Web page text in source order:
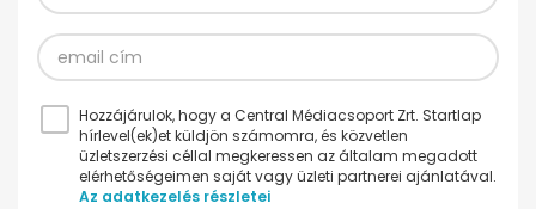
Hozzájárulok, hogy a Central Médiacsoport Zrt. Startlap
hírlevel(ek)et küldjön számomra, és közvetlen
üzletszerzési céllal megkeressen az általam megadott
elérhetőségeimen saját vagy üzleti partnerei ajánlatával.
Az adatkezelés részletei